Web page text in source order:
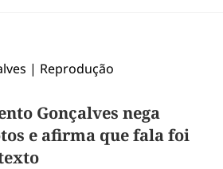
Gonçalves nega
e afirma que fala foi